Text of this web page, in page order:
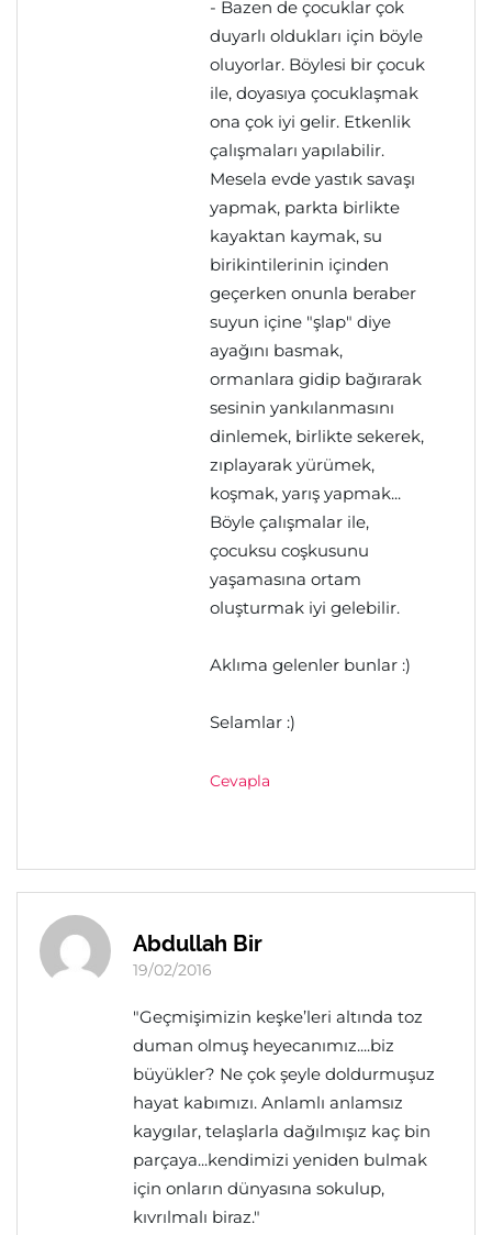
- Bazen de çocuklar çok
duyarlı oldukları için böyle
oluyorlar. Böylesi bir çocuk
ile, doyasıya çocuklaşmak
ona çok iyi gelir. Etkenlik
çalışmaları yapılabilir.
Mesela evde yastık savaşı
yapmak, parkta birlikte
kayaktan kaymak, su
birikintilerinin içinden
geçerken onunla beraber
suyun içine "şlap" diye
ayağını basmak,
ormanlara gidip bağırarak
sesinin yankılanmasını
dinlemek, birlikte sekerek,
zıplayarak yürümek,
koşmak, yarış yapmak...
Böyle çalışmalar ile,
çocuksu coşkusunu
yaşamasına ortam
oluşturmak iyi gelebilir.
Aklıma gelenler bunlar :)
Selamlar :)
Cevapla
Abdullah Bir
19/02/2016
"Geçmişimizin keşke’leri altında toz
duman olmuş heyecanımız....biz
büyükler? Ne çok şeyle doldurmuşuz
hayat kabımızı. Anlamlı anlamsız
kaygılar, telaşlarla dağılmışız kaç bin
parçaya...kendimizi yeniden bulmak
için onların dünyasına sokulup,
kıvrılmalı biraz."